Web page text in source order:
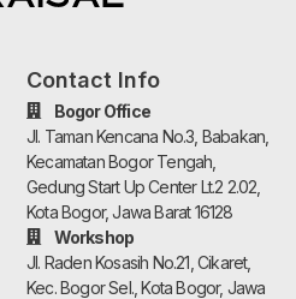
Contact Info
Bogor Office
Jl. Taman Kencana No.3, Babakan,
Kecamatan Bogor Tengah,
Gedung Start Up Center Lt.2 2.02,
Kota Bogor, Jawa Barat 16128
Workshop
Jl. Raden Kosasih No.21, Cikaret,
Kec. Bogor Sel., Kota Bogor, Jawa